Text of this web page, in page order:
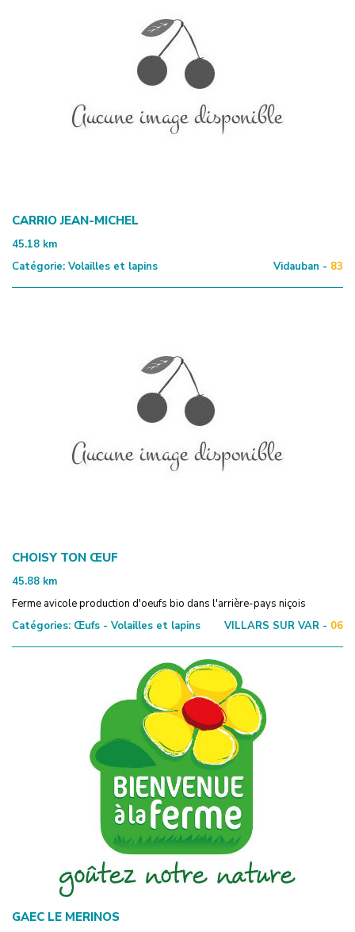
CARRIO JEAN-MICHEL
45.18 km
Catégorie: Volailles et lapins Vidauban - 83
CHOISY TON ŒUF
45.88 km
Ferme avicole production d'oeufs bio dans l'arrière-pays niçois
Catégories: Œufs - Volailles et lapins VILLARS SUR VAR - 06
GAEC LE MERINOS